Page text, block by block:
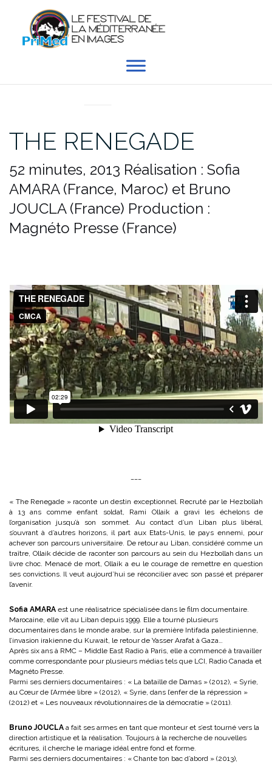
contenu
THE RENEGADE
52 minutes, 2013 Réalisation : Sofia
AMARA (France, Maroc) et Bruno
JOUCLA (France) Production :
Magnéto Presse (France)
« The Renegade » raconte un destin exceptionnel. Recruté par le Hezbollah
à 13 ans comme enfant soldat, Rami Ollaik a gravi les échelons de
l’organisation jusqu’à son sommet. Au contact d’un Liban plus libéral,
s’ouvrant à d’autres horizons, il part aux Etats-Unis, le pays ennemi, pour
achever son parcours universitaire. De retour au Liban, considéré comme un
traître, Ollaik décide de raconter son parcours au sein du Hezbollah dans un
livre choc. Menacé de mort, Ollaik a eu le courage de remettre en question
ses convictions. Il veut aujourd’hui se réconcilier avec son passé et préparer
l’avenir.
Sofia AMARA est une réalisatrice spécialisée dans le film documentaire.
Marocaine, elle vit au Liban depuis 1999. Elle a tourné plusieurs
documentaires dans le monde arabe, sur la première Intifada palestinienne,
l’invasion irakienne du Kuwait, le retour de Yasser Arafat à Gaza…
Après six ans à RMC – Middle East Radio à Paris, elle a commencé à travailler
comme correspondante pour plusieurs médias tels que LCI, Radio Canada et
Magnéto Presse.
Parmi ses derniers documentaires : « La bataille de Damas » (2012), « Syrie,
au Cœur de l’Armée libre » (2012), « Syrie, dans l’enfer de la répression »
(2012) et « Les nouveaux révolutionnaires de la démocratie » (2011).
Bruno JOUCLA a fait ses armes en tant que monteur et s’est tourné vers la
direction artistique et la réalisation. Toujours à la recherche de nouvelles
écritures, il cherche le mariage idéal entre fond et forme.
Parmi ses derniers documentaires : « Chante ton bac d’abord » (2013),